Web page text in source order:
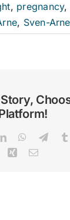
, pregnancy,
, Sven-Arne
LinkedInWhatsApp
Xing Email